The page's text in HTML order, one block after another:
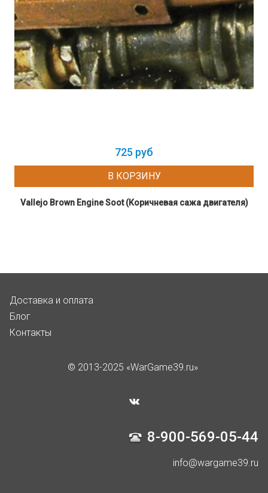
725 руб
В КОРЗИНУ
Vallejo Brown Engine Soot (Коричневая сажа двигателя)
Доставка и оплата
Блог
Контакты
© 2013-2025 «WarGame39.ru»
8-900-569-05-44
info@wargame39.ru